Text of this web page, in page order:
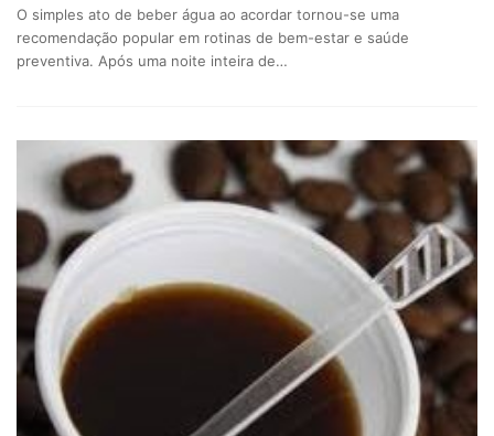
O simples ato de beber água ao acordar tornou-se uma
recomendação popular em rotinas de bem-estar e saúde
preventiva. Após uma noite inteira de…